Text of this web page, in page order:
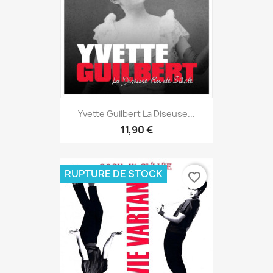
Yvette Guilbert La Diseuse...
11,90 €
RUPTURE DE STOCK favorite_border